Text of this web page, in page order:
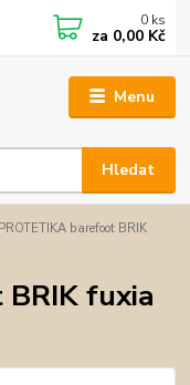
Menu
Hledat
0 ks
za 0,00 Kč
PROTETIKA barefoot BRIK
fuxia